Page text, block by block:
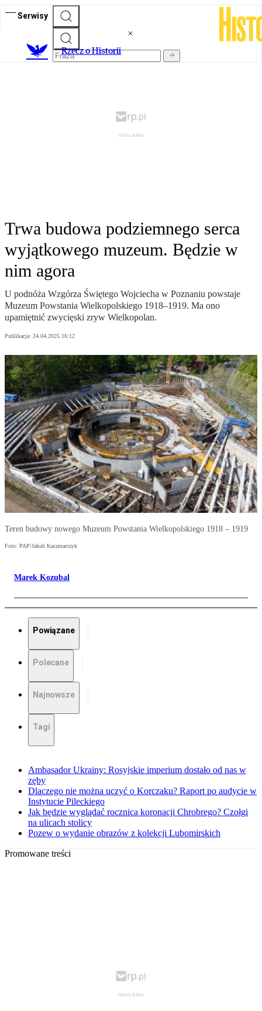
Serwisy
Rzecz o Historii
Trwa budowa podziemnego serca
wyjątkowego muzeum. Będzie w
nim agora
U podnóża Wzgórza Świętego Wojciecha w Poznaniu powstaje
Muzeum Powstania Wielkopolskiego 1918–1919. Ma ono
upamiętnić zwycięski zryw Wielkopolan.
Publikacja: 24.04.2025 16:12
Teren budowy nowego Muzeum Powstania Wielkopolskiego 1918 – 1919
Foto: PAP/Jakub Kaczmarczyk
Marek Kozubal
Powiązane
Polecane
Najnowsze
Tagi
Ambasador Ukrainy: Rosyjskie imperium dostało od nas w
zęby
Dlaczego nie można uczyć o Korczaku? Raport po audycie w
Instytucie Pileckiego
Jak będzie wyglądać rocznica koronacji Chrobrego? Czołgi
na ulicach stolicy
Pozew o wydanie obrazów z kolekcji Lubomirskich
Promowane treści